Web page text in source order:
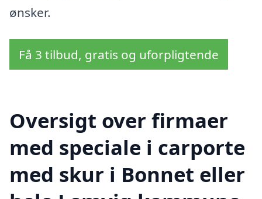
ønsker.
Få 3 tilbud, gratis og uforpligtende
Oversigt over firmaer
med speciale i carporte
med skur i Bonnet eller